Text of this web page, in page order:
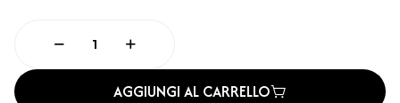
AGGIUNGI AL CARRELLO